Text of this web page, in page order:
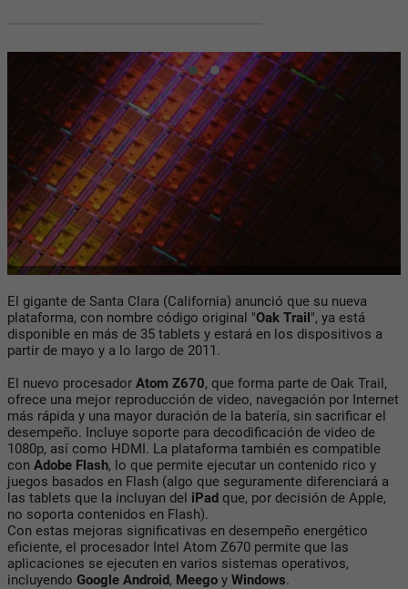
El gigante de Santa Clara (California) anunció que su nueva
plataforma, con nombre código original "Oak Trail", ya está
disponible en más de 35 tablets y estará en los dispositivos a
partir de mayo y a lo largo de 2011.
El nuevo procesador Atom Z670, que forma parte de Oak Trail,
ofrece una mejor reproducción de video, navegación por Internet
más rápida y una mayor duración de la batería, sin sacrificar el
desempeño. Incluye soporte para decodificación de video de
1080p, así como HDMI. La plataforma también es compatible
con Adobe Flash, lo que permite ejecutar un contenido rico y
juegos basados en Flash (algo que seguramente diferenciará a
las tablets que la incluyan del iPad que, por decisión de Apple,
no soporta contenidos en Flash).
Con estas mejoras significativas en desempeño energético
eficiente, el procesador Intel Atom Z670 permite que las
aplicaciones se ejecuten en varios sistemas operativos,
incluyendo Google Android, Meego y Windows.